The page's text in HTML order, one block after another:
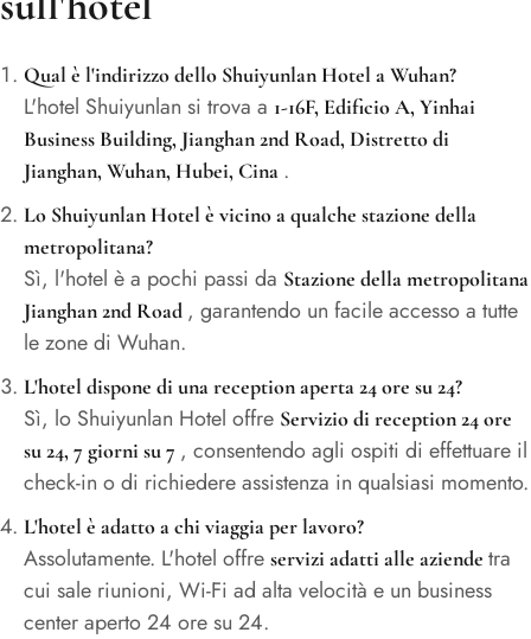
Qual è l'indirizzo dello Shuiyunlan Hotel a Wuhan?
L'hotel Shuiyunlan si trova a 1-16F, Edificio A, Yinhai
Business Building, Jianghan 2nd Road, Distretto di
Jianghan, Wuhan, Hubei, Cina .
Lo Shuiyunlan Hotel è vicino a qualche stazione della
metropolitana?
Sì, l'hotel è a pochi passi da Stazione della metropolitana
Jianghan 2nd Road , garantendo un facile accesso a tutte
le zone di Wuhan.
L'hotel dispone di una reception aperta 24 ore su 24?
Sì, lo Shuiyunlan Hotel offre Servizio di reception 24 ore
su 24, 7 giorni su 7 , consentendo agli ospiti di effettuare il
check-in o di richiedere assistenza in qualsiasi momento.
L'hotel è adatto a chi viaggia per lavoro?
Assolutamente. L'hotel offre servizi adatti alle aziende tra
cui sale riunioni, Wi-Fi ad alta velocità e un business
center aperto 24 ore su 24.